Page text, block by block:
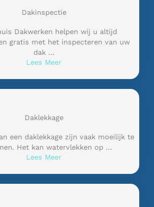
Dakinspectie
Dakwerken helpen wij u altijd
gratis met het inspecteren van uw
dak …
Lees Meer
Daklekkage
een daklekkage zijn vaak moeilijk te
Het kan watervlekken op …
Lees Meer